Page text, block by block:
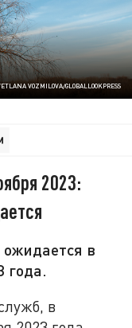
VOZMILOVA/GLOBALLOOKPRESS
2023:
в
года.
в